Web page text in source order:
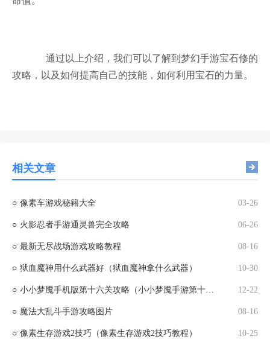
通过以上介绍，我们可以了解到梦幻手游宝石修的
攻略，以及如何提高自己的技能，如何利用宝石的力量。
相关文章
○ 像素车游戏秘籍大全 03-26
○ 火影忍者手游通灵兽完全攻略 06-26
○ 最新无尽战场游戏攻略教程 08-16
○ 狱血魔神用什么武器好（狱血魔神拿什么武器） 10-30
○ 小小梦魇手机版第十六关攻略（小小梦魇手游第十六关） 12-22
○ 魔法大乱斗手游攻略图片 08-16
○ 像素生存游戏2技巧（像素生存游戏2技巧教程） 10-25